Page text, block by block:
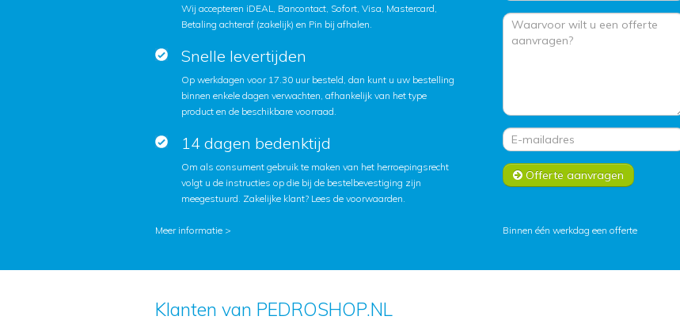
Wij accepteren iDEAL, Bancontact, Sofort, Visa, Mastercard,
Betaling achteraf (zakelijk) en Pin bij afhalen.
Snelle levertijden
Op werkdagen voor 17.30 uur besteld, dan kunt u uw bestelling
binnen enkele dagen verwachten, afhankelijk van het type
product en de beschikbare voorraad.
14 dagen bedenktijd
Om als consument gebruik te maken van het herroepingsrecht
volgt u de instructies op die bij de bestelbevestiging zijn
meegestuurd. Zakelijke klant? Lees de voorwaarden.
Offerte aanvragen
Meer informatie > Binnen één werkdag een offerte
Klanten van PEDROSHOP.NL